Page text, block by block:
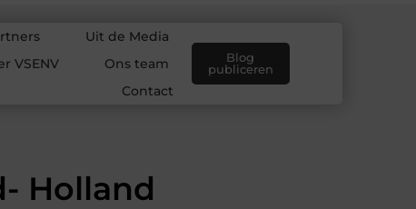
Uit de Media
VSENV
Ons team
Contact
Blog
publiceren
Holland